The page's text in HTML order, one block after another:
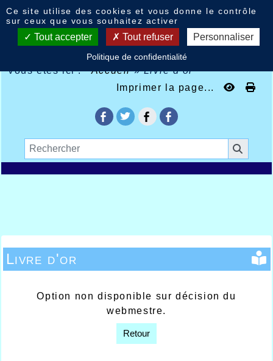
Vous êtes ici :Accueil»Livre d'or
Imprimer la page...
Livre d'or
Option non disponible sur décision du
webmestre.
Retour
Ce site utilise des cookies et vous donne le contrôle
sur ceux que vous souhaitez activer
Tout accepter Tout refuser Personnaliser
Politique de confidentialité